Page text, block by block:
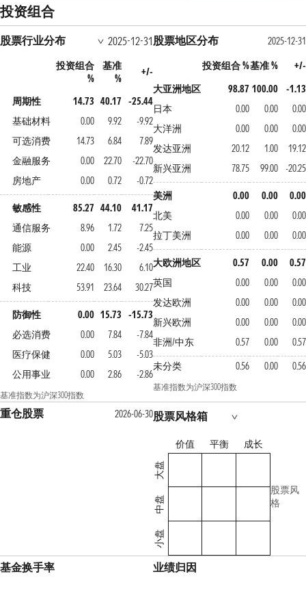
投资组合
股票行业分布 2025-12-31
投资组合
%
基准
%
+/-
周期性 14.73 40.17
-25.44
基础材料
0.00 9.92
-9.92
可选消费
14.73 6.84
7.89
金融服务
0.00 22.70
-22.70
房地产
0.00 0.72 -0.72
敏感性 85.27 44.10
41.17
通信服务
8.96 1.72
7.25
能源
0.00 2.45
-2.45
工业
22.40 16.30
6.10
科技
53.91 23.64 30.27
防御性 0.00 15.73
-15.73
必选消费
0.00 7.84
-7.84
医疗保健
0.00 5.03
-5.03
公用事业
0.00 2.86 -2.86
基准指数为沪深300指数
股票地区分布
2025-12-31
投资组合 %基准 %
+/-
大亚洲地区
98.87 100.00
-1.13
日本
0.00 0.00
0.00
大洋洲
0.00 0.00
0.00
发达亚洲
20.12 1.00
19.12
新兴亚洲
78.75 99.00 -20.25
美洲 0.00 0.00
0.00
北美
0.00 0.00
0.00
拉丁美洲
0.00 0.00 0.00
大欧洲地区 0.57 0.00
0.57
英国
0.00 0.00
0.00
发达欧洲
0.00 0.00
0.00
新兴欧洲
0.00 0.00
0.00
非洲/中东
0.57 0.00
0.57
未分类
0.56 0.00 0.56
基准指数为沪深300指数
重仓股票 2026-06-30股票风格箱
价值 平衡 成长
大盘
中盘
小盘
股票风
格
基金换手率 业绩归因